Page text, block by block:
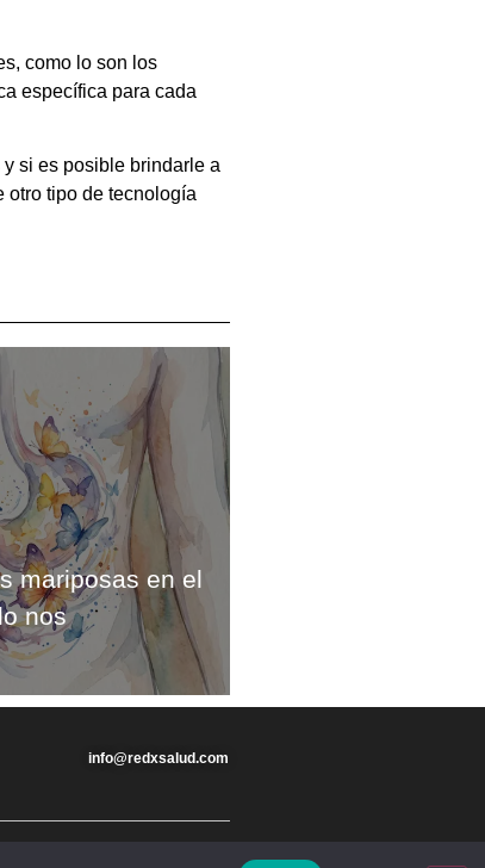
como lo son los
específica para cada
si es posible brindarle a
otro tipo de tecnología
mariposas en el
nos
info@redxsalud.com